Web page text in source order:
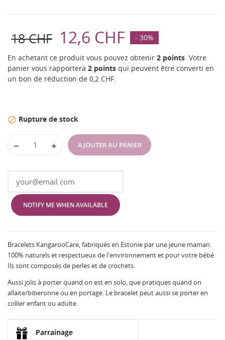
18 CHF 12,6 CHF - 30%
En achetant ce produit vous pouvez obtenir 2 points. Votre
panier vous rapportera 2 points qui peuvent être converti en
un bon de réduction de 0,2 CHF.
 Rupture de stock
AJOUTER AU PANIER
NOTIFY ME WHEN AVAILABLE
Bracelets KangarooCare, fabriqués en Estonie par une jeune maman.
100% naturels et respectueux de l'environnement et pour votre bébé.
Ils sont composés de perles et de crochets.
Aussi jolis à porter quand on est en solo, que pratiques quand on
allaite/biberonne ou en portage. Le bracelet peut aussi se porter en
collier enfant ou adulte.
Parrainage